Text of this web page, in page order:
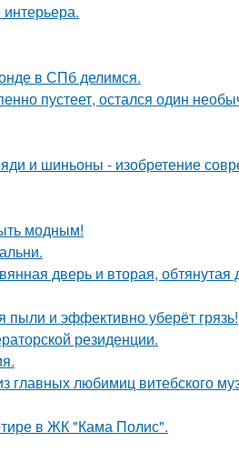
в СПб делимся.
пустеет, остался один
и шиньоны - изобретение
модным!
дверь и вторая,
пыли и эффективно уберёт грязь!
резиденции.
любимиц витебского
в ЖК "Кама Полис".